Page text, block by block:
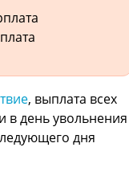
, выплата всех
в день увольнения
дня